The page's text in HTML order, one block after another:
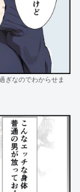
ぎなのでわからせま